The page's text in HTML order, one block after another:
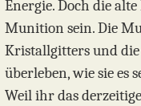
Energie. Doch die
Munition sein. Die
Kristallgitters und
überleben, wie sie es
Weil ihr das